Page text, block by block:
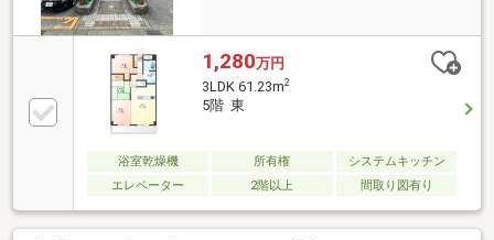
1,280万円
3LDK 61.23m2
5階 東
浴室乾燥機 所有権
システムキッチン
エレベーター
2階以上 間取り図有り